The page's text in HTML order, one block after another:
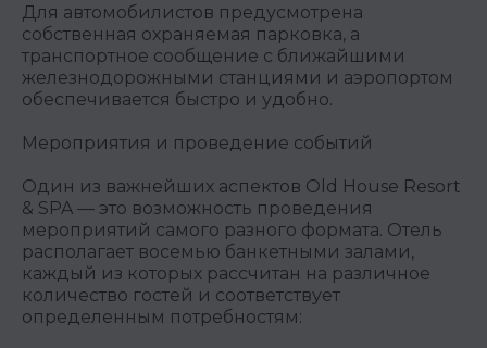
Для автомобилистов предусмотрена
собственная охраняемая парковка, а
транспортное сообщение с ближайшими
железнодорожными станциями и аэропортом
обеспечивается быстро и удобно.
Мероприятия и проведение событий
Один из важнейших аспектов Old House Resort
& SPA — это возможность проведения
мероприятий самого разного формата. Отель
располагает восемью банкетными залами,
каждый из которых рассчитан на различное
количество гостей и соответствует
определенным потребностям: